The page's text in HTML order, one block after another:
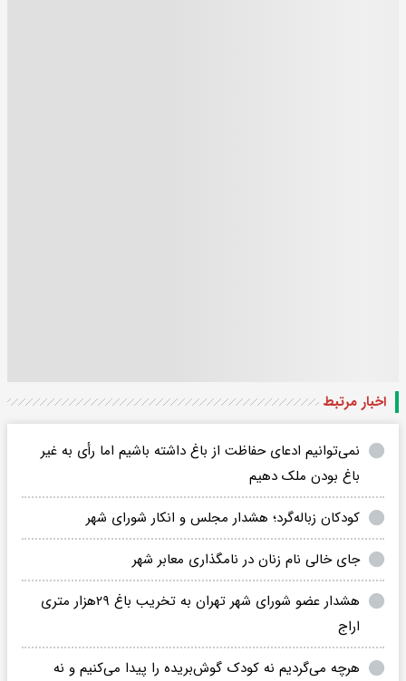
اخبار مرتبط
نمی‌توانیم ادعای حفاظت از باغ داشته باشیم اما رأی به غیر
باغ بودن ملک دهیم
کودکان زباله‌گرد؛ هشدار مجلس و انکار شورای شهر
جای خالی نام زنان در نامگذاری معابر شهر
هشدار عضو شورای شهر تهران به تخریب باغ ۲۹هزار متری
اراج
هرچه می‌گردیم نه کودک گوش‌بریده را پیدا می‌کنیم و نه